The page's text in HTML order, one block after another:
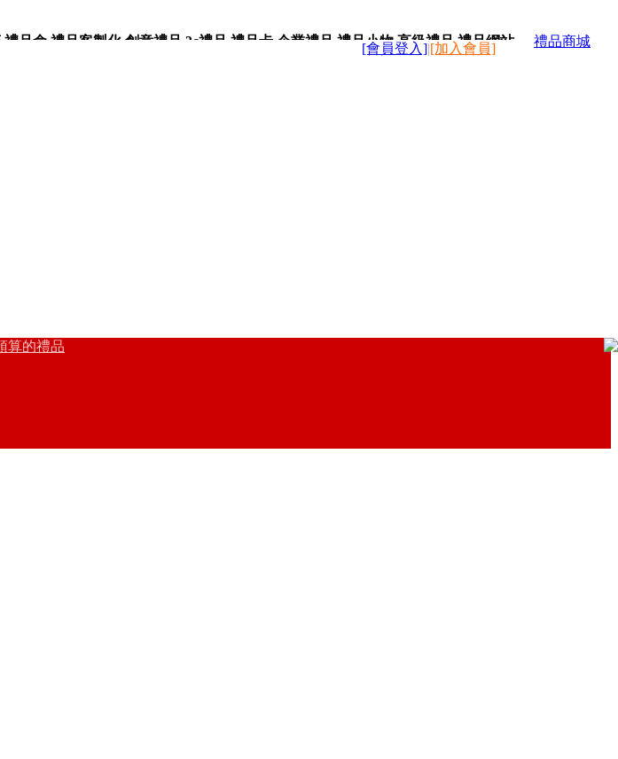
盒,禮品客製化,創意禮品,3c禮品,禮品卡,企業禮品,禮品小物,高級禮品,禮品網站。 禮品商城
[會員登入]|[加入會員]
的禮品